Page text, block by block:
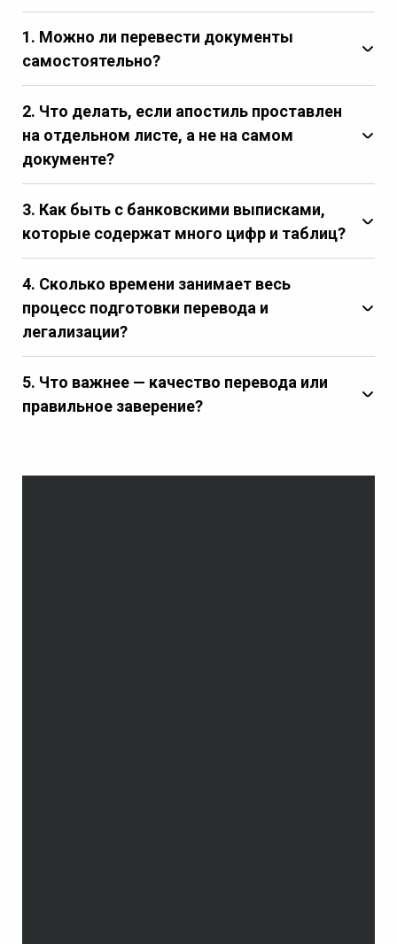
1. Можно ли перевести документы
самостоятельно?
2. Что делать, если апостиль проставлен
на отдельном листе, а не на самом
документе?
3. Как быть с банковскими выписками,
которые содержат много цифр и таблиц?
4. Сколько времени занимает весь
процесс подготовки перевода и
легализации?
5. Что важнее — качество перевода или
правильное заверение?